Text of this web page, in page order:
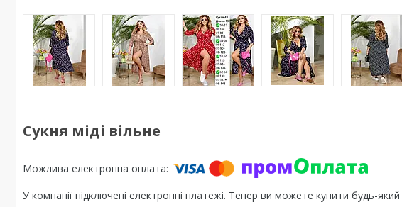
Сукня міді вільне
У компанії підключені електронні платежі. Тепер ви можете купити будь-